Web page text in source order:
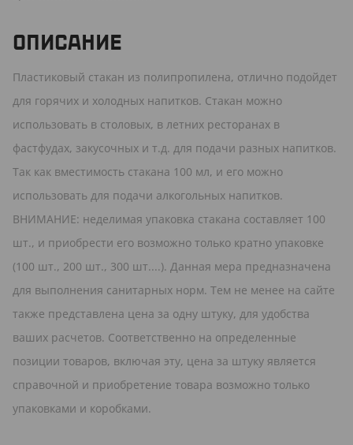
ОПИСАНИЕ
Пластиковый стакан из полипропилена, отлично подойдет
для горячих и холодных напитков. Стакан можно
использовать в столовых, в летних ресторанах в
фастфудах, закусочных и т.д. для подачи разных напитков.
Так как вместимость стакана 100 мл, и его можно
использовать для подачи алкогольных напитков.
ВНИМАНИЕ: неделимая упаковка стакана составляет 100
шт., и приобрести его возможно только кратно упаковке
(100 шт., 200 шт., 300 шт....). Данная мера предназначена
для выполнения санитарных норм. Тем не менее на сайте
также представлена цена за одну штуку, для удобства
ваших расчетов. Соответственно на определенные
позиции товаров, включая эту, цена за штуку является
справочной и приобретение товара возможно только
упаковками и коробками.